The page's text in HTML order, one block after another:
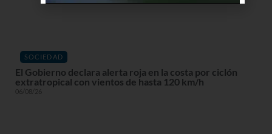
SOCIEDAD
El Gobierno declara alerta roja en la costa por ciclón
extratropical con vientos de hasta 120 km/h
06/08/26